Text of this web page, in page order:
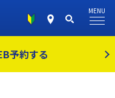
予約する
MENU